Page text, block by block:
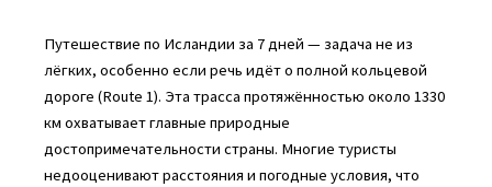
Путешествие по Исландии за 7 дней — задача не из
лёгких, особенно если речь идёт о полной кольцевой
дороге (Route 1). Эта трасса протяжённостью около 1330
км охватывает главные природные
достопримечательности страны. Многие туристы
недооценивают расстояния и погодные условия, что